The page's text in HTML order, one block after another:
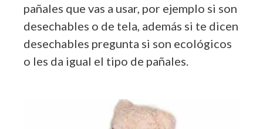
pañales que vas a usar, por ejemplo si son
desechables o de tela, además si te dicen
desechables pregunta si son ecológicos
o les da igual el tipo de pañales.